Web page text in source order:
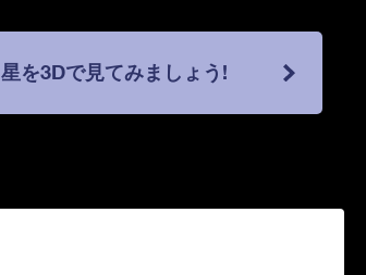
星を3Dで見てみましょう!